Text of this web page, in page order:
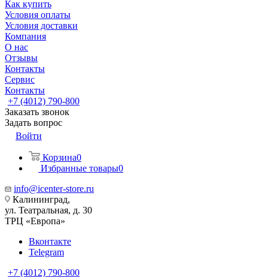
Как купить
Условия оплаты
Условия доставки
Компания
О нас
Отзывы
Контакты
Сервис
Контакты
+7 (4012) 790-800
Заказать звонок
Задать вопрос
Войти
Корзина0
Избранные товары0
info@icenter-store.ru
Калининград,
ул. Театральная, д. 30
ТРЦ «Европа»
Вконтакте
Telegram
+7 (4012) 790-800